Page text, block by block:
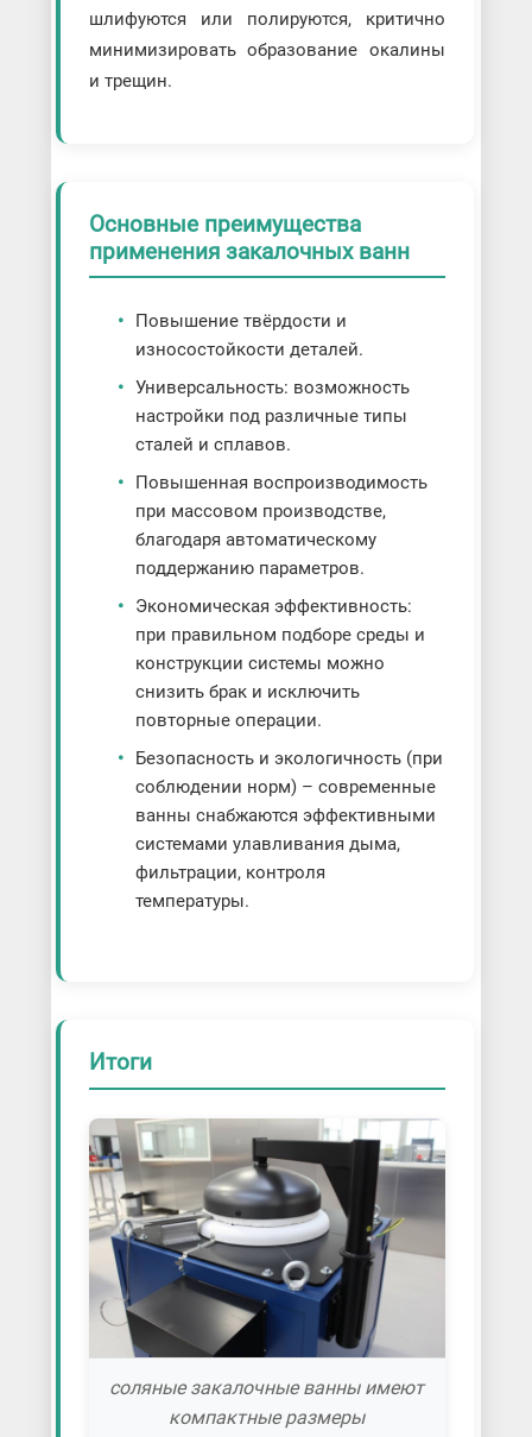
шлифуются или полируются, критично
минимизировать образование окалины
и трещин.
Основные преимущества
применения закалочных ванн
Повышение твёрдости и
износостойкости деталей.
Универсальность: возможность
настройки под различные типы
сталей и сплавов.
Повышенная воспроизводимость
при массовом производстве,
благодаря автоматическому
поддержанию параметров.
Экономическая эффективность:
при правильном подборе среды и
конструкции системы можно
снизить брак и исключить
повторные операции.
Безопасность и экологичность (при
соблюдении норм) – современные
ванны снабжаются эффективными
системами улавливания дыма,
фильтрации, контроля
температуры.
Итоги
соляные закалочные ванны имеют
компактные размеры